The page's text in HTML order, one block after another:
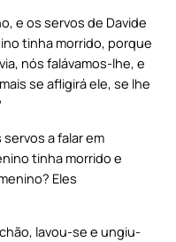
e os servos de Davide
tinha morrido, porque
nós falávamos-lhe, e
se afligirá ele, se lhe
a falar em
tinha morrido e
Eles
lavou-se e ungiu-